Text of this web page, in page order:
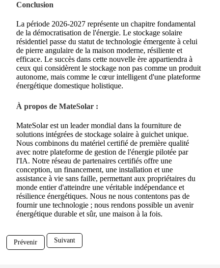
Conclusion
La période 2026-2027 représente un chapitre fondamental
de la démocratisation de l'énergie. Le stockage solaire
résidentiel passe du statut de technologie émergente à celui
de pierre angulaire de la maison moderne, résiliente et
efficace. Le succès dans cette nouvelle ère appartiendra à
ceux qui considèrent le stockage non pas comme un produit
autonome, mais comme le cœur intelligent d'une plateforme
énergétique domestique holistique.
À propos de MateSolar :
MateSolar est un leader mondial dans la fourniture de
solutions intégrées de stockage solaire à guichet unique.
Nous combinons du matériel certifié de première qualité
avec notre plateforme de gestion de l'énergie pilotée par
l'IA. Notre réseau de partenaires certifiés offre une
conception, un financement, une installation et une
assistance à vie sans faille, permettant aux propriétaires du
monde entier d'atteindre une véritable indépendance et
résilience énergétiques. Nous ne nous contentons pas de
fournir une technologie ; nous rendons possible un avenir
énergétique durable et sûr, une maison à la fois.
Prévenir Suivant